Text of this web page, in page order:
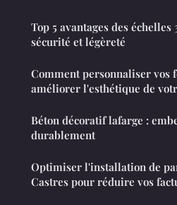
Top 5 avantages des
sécurité et légèreté
Comment personnaliser vos
améliorer l'esthétique de
Béton décoratif lafarge :
durablement
Optimiser l'installation de
Castres pour réduire vos